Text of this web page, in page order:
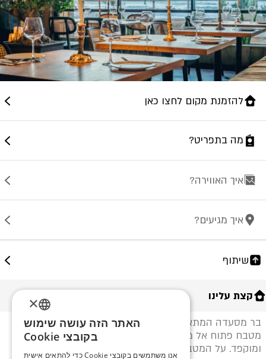
להזמנת מקום לחצו כאן
מה בתפריט?
איך האווירה?
איך מגיעים?
שיתוף
קצת עלינו
בר מסעדה המתאפיין בחוויית אירוח ייחודית, עיצוב מרהיב,
מטבח פתוח אל מול נוף עוצר נשימה ושירות איכותי
ומוקפד. על המטבח מנצח עומר מצליח השף אשר יצר
ENGLISH
×
האתר הזה עושה שימוש
בקובצי Cookie
אנו משתמשים בקובצי Cookie כדי להתאים אישית